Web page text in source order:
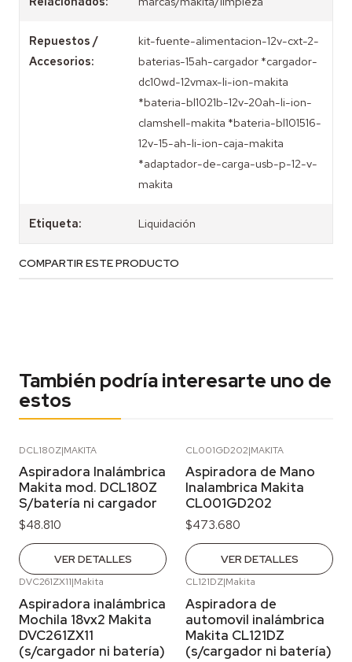
Repuestos /
Accesorios:
kit-fuente-alimentacion-12v-cxt-2-
baterias-15ah-cargador *cargador-
dc10wd-12vmax-li-ion-makita
*bateria-bl1021b-12v-20ah-li-ion-
clamshell-makita *bateria-bl101516-
12v-15-ah-li-ion-caja-makita
*adaptador-de-carga-usb-p-12-v-
makita
Etiqueta: Liquidación
COMPARTIR ESTE PRODUCTO
También podría interesarte uno de
estos
DCL180Z|MAKITA
Aspiradora Inalámbrica
Makita mod. DCL180Z
S/batería ni cargador
$48.810
VER DETALLES
CL001GD202|MAKITA
Aspiradora de Mano
Inalambrica Makita
CL001GD202
$473.680
VER DETALLES
DVC261ZX11|Makita
Aspiradora inalámbrica
Mochila 18vx2 Makita
DVC261ZX11
(s/cargador ni batería)
CL121DZ|Makita
Aspiradora de
automovil inalámbrica
Makita CL121DZ
(s/cargador ni batería)